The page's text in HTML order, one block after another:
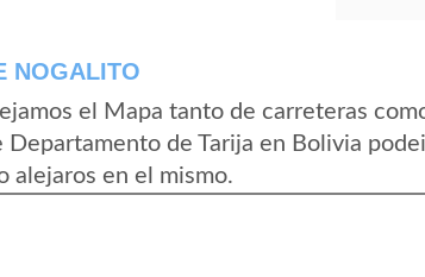
NOGALITO
el Mapa tanto de carreteras
Departamento de Tarija en Bolivia
alejaros en el mismo.